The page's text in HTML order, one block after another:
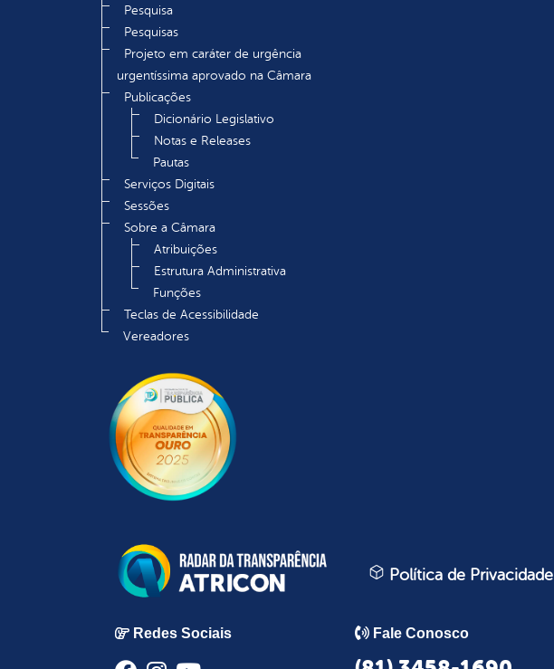
Pesquisa
Pesquisas
Projeto em caráter de urgência
urgentíssima aprovado na Câmara
Publicações
Dicionário Legislativo
Notas e Releases
Pautas
Serviços Digitais
Sessões
Sobre a Câmara
Atribuições
Estrutura Administrativa
Funções
Teclas de Acessibilidade
Vereadores
Política de Privacidade
Redes Sociais Fale Conosco